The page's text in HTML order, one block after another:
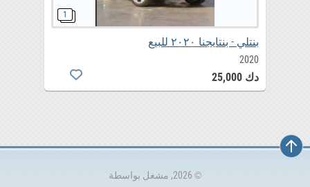
بنتلي - بنتايجنا ٢٠٢٠ للبيع
2020
دك 25,000
© 2026, مشغل بواسطة